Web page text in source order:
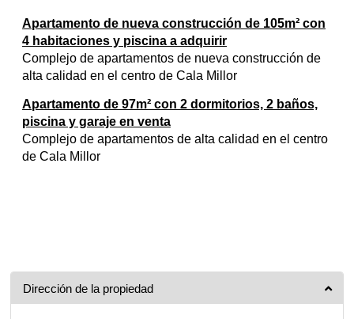
Apartamento de nueva construcción de 105m² con
4 habitaciones y piscina a adquirir
Complejo de apartamentos de nueva construcción de
alta calidad en el centro de Cala Millor
Apartamento de 97m² con 2 dormitorios, 2 baños,
piscina y garaje en venta
Complejo de apartamentos de alta calidad en el centro
de Cala Millor
Dirección de la propiedad